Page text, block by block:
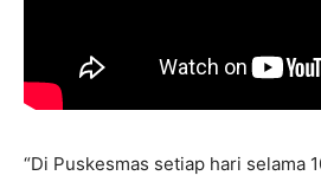
“Di Puskesmas setiap hari selama